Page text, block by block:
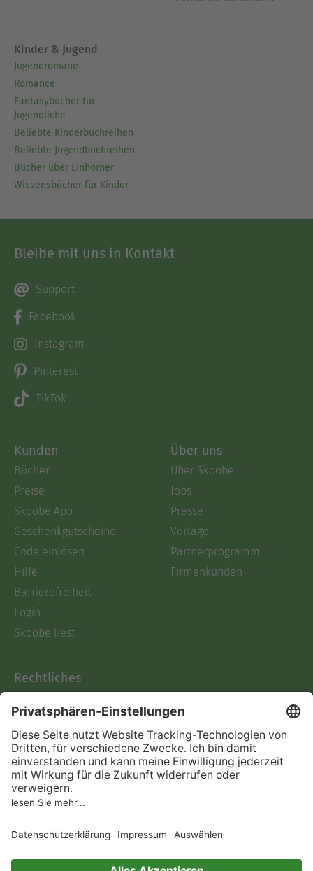
Kinder & Jugend
Jugendromane
Romance
Fantasybücher für
Jugendliche
Beliebte Kinderbuchreihen
Beliebte Jugendbuchreihen
Bücher über Einhörner
Wissensbücher für Kinder
Bleibe mit uns in Kontakt
Support
Facebook
Instagram
Pinterest
TikTok
Kunden
Bücher
Preise
Skoobe App
Geschenkgutscheine
Code einlösen
Hilfe
Barrierefreiheit
Login
Skoobe liest
Über uns
Über Skoobe
Jobs
Presse
Verlage
Partnerprogramm
Firmenkunden
Rechtliches
AGB
Informationen nach Data
Act
Verträge hier kündigen
Impressum